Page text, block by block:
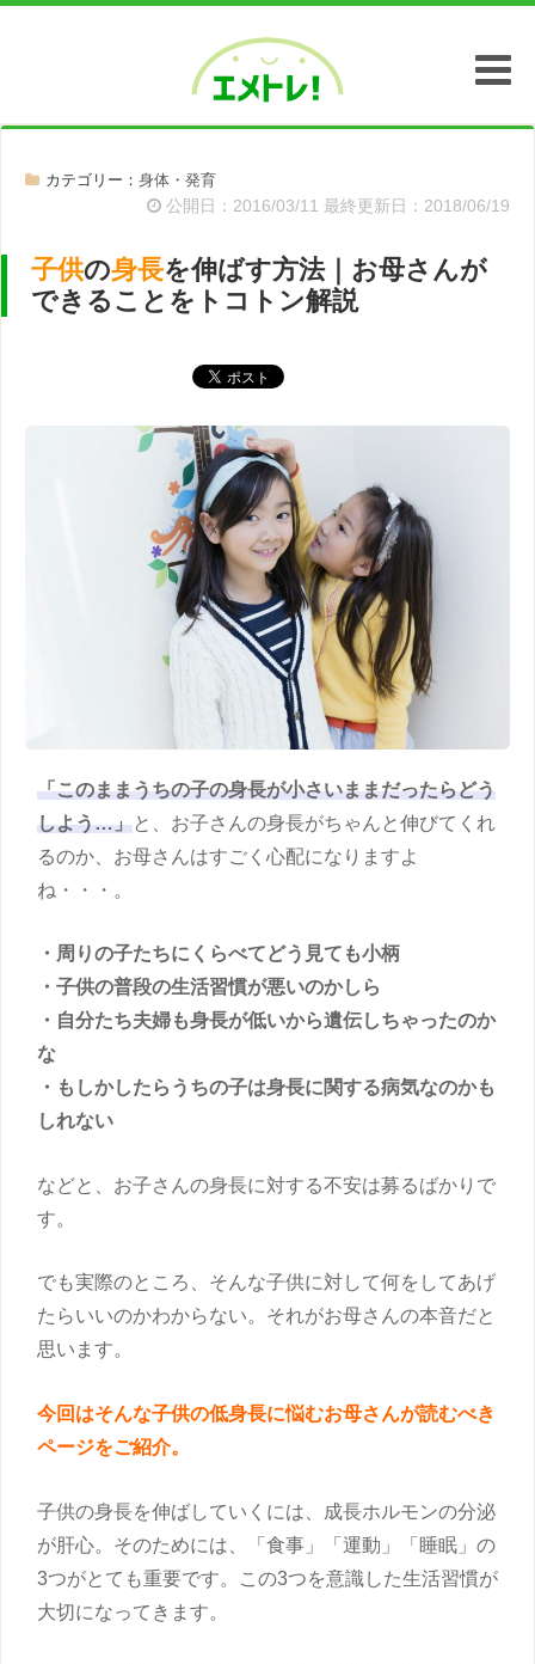
エメトレ！
カテゴリー： 身体・発育
公開日：2016/03/11 最終更新日：2018/06/19
子供の身長を伸ばす方法｜お母さんが
できることをトコトン解説
「このままうちの子の身長が小さいままだったらどう
しよう…」と、お子さんの身長がちゃんと伸びてくれ
るのか、お母さんはすごく心配になりますよ
ね・・・。
・周りの子たちにくらべてどう見ても小柄
・ 子供の普段の生活習慣が悪いのかしら
・自分たち夫婦も身長が低いから遺伝しちゃったのか
な
・もしかしたらうちの子は身長に関する病気なのかも
しれない
などと、お子さんの身長に対する不安は募るばかりで
す。
でも実際のところ、そんな子供に対して何をしてあげ
たらいいのかわからない。それがお母さんの本音だと
思います。
今回はそんな子供の低身長に悩むお母さんが読むべき
ページをご紹介。
子供の身長を伸ばしていくには、成長ホルモンの分泌
が肝心。そのためには、「食事」「運動」「睡眠」の
3つがとても重要です。この3つを意識した生活習慣が
大切になってきます。